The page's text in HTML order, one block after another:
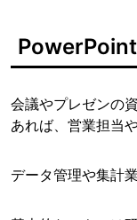
会議やプレゼンの
あれば、営業担当
データ管理や集計